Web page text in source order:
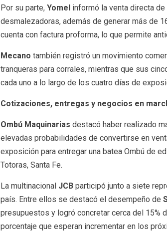
Por su parte, Yomelinformó la venta directa
desmalezadoras, además de generar más de
cuenta con factura proforma, lo que permite
Mecano también registró un movimiento
tranqueras para corrales, mientras que sus
cada uno a lo largo de los cuatro días de
Cotizaciones, entregas y negocios en
Ombú Maquinarias destacó haber realizado
elevadas probabilidades de convertirse en
exposición para entregar una batea Ombú de
Totoras, Santa Fe.
La multinacional JCBparticipó junto a siete
país. Entre ellos se destacó el desempeño de
presupuestos y logró concretar cerca del 15%
porcentaje que esperan incrementar en los